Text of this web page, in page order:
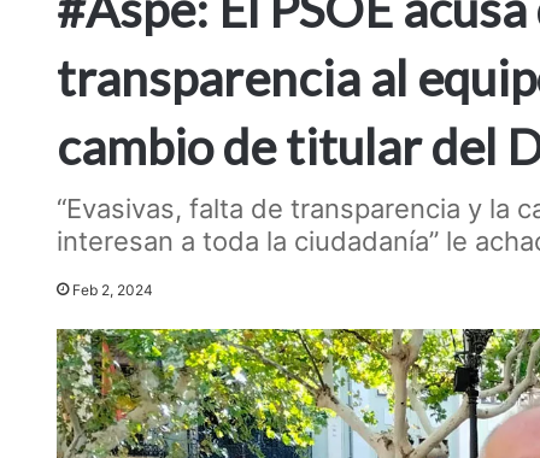
transparencia al
cambio de titular del
“Evasivas, falta de transparencia y la
interesan a toda la ciudadanía” le
Feb 2, 2024